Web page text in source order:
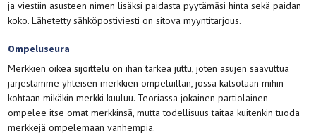
ja viestiin asusteen nimen lisäksi paidasta pyytämäsi hinta sekä paidan
koko. Lähetetty sähköpostiviesti on sitova myyntitarjous.
Ompeluseura
Merkkien oikea sijoittelu on ihan tärkeä juttu, joten asujen saavuttua
järjestämme yhteisen merkkien ompeluillan, jossa katsotaan mihin
kohtaan mikäkin merkki kuuluu. Teoriassa jokainen partiolainen
ompelee itse omat merkkinsä, mutta todellisuus taitaa kuitenkin tuoda
merkkejä ompelemaan vanhempia.